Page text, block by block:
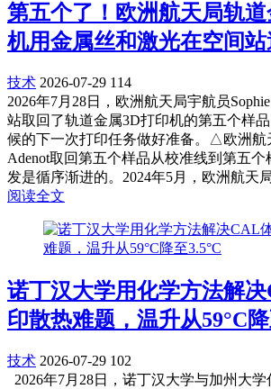
第五个了！欧洲航天局轨
机用金属丝和激光在空间
技术 2026-07-29 114
2026年7月28日，欧洲航天局宇航员
站取回了轨道金属3D打印机的第五个样
候的下一次打印任务做好准备。△欧洲航
Adenot取回第五个样品从校准线到第五
发是循序渐进的。2024年5月，欧洲航天
阅读全文
诺丁汉大学用化学方法解
印散热难题，温升从59°C降
技术 2026-07-29 102
2026年7月28日，诺丁汉大学与加州大